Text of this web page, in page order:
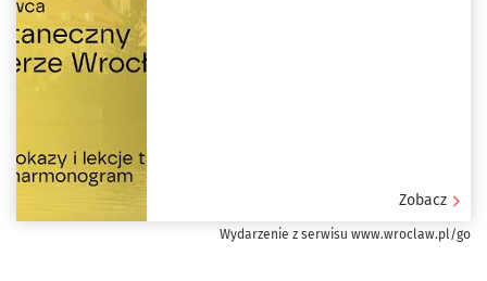
Zobacz
Wydarzenie z serwisu www.wroclaw.pl/go